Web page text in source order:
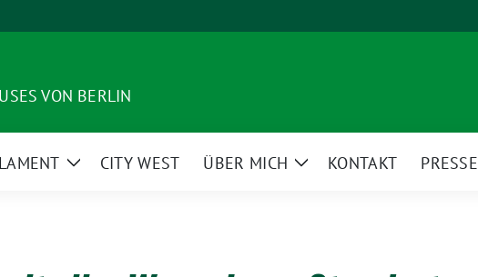
VON BERLIN
ZeigeCITY WEST ÜBER MICH
ZeigeKONTAKT PRESSE